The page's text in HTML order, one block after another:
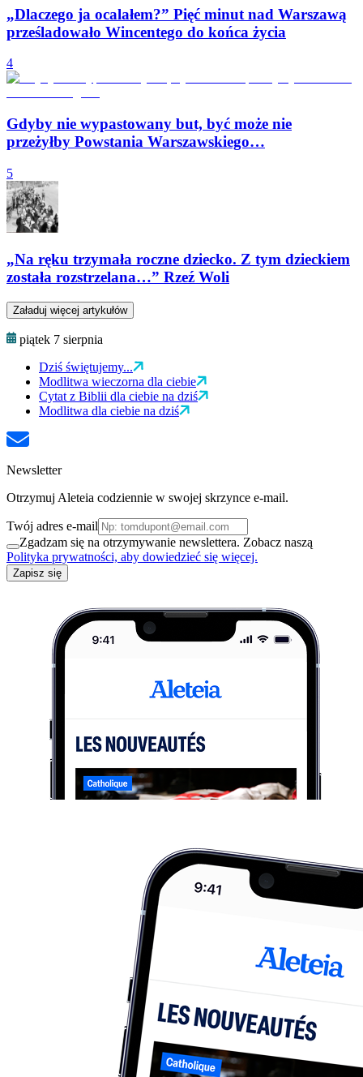
„Dlaczego ja ocalałem?” Pięć minut nad Warszawą
prześladowało Wincentego do końca życia
4
Gdyby nie wypastowany but, być może nie
przeżyłby Powstania Warszawskiego…
5
„Na ręku trzymała roczne dziecko. Z tym dzieckiem
została rozstrzelana…” Rzeź Woli
Załaduj więcej artykułów
piątek 7 sierpnia
Dziś świętujemy...
Modlitwa wieczorna dla ciebie
Cytat z Biblii dla ciebie na dziś
Modlitwa dla ciebie na dziś
Newsletter
Otrzymuj Aleteia codziennie w swojej skrzynce e-mail.
Twój adres e-mail
Zgadzam się na otrzymywanie newslettera. Zobacz naszą
Polityka prywatności, aby dowiedzieć się więcej.
Zapisz się